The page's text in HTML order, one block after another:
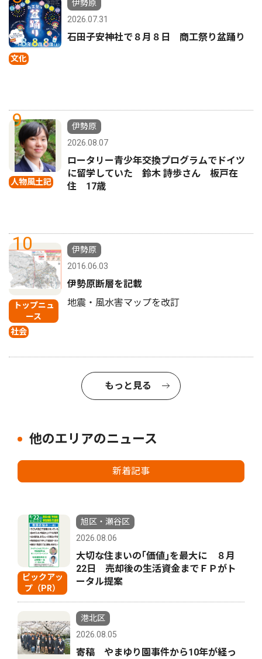
文化
伊勢原
2026.07.31
石田子安神社で８月８日 商工祭り盆踊り
9
人物風土記
伊勢原
2026.08.07
ロータリー青少年交換プログラムでドイツ
に留学していた 鈴木 詩歩さん 板戸在
住 17歳
10
トップニュ
ース
社会
伊勢原
2016.06.03
伊勢原断層を記載
地震・風水害マップを改訂
もっと見る
他のエリアのニュース
新着記事
ピックアッ
プ（PR）
旭区・瀬谷区
2026.08.06
大切な住まいの｢価値｣を最大に ８月
22日 売却後の生活資金までＦＰがト
ータル提案
港北区
2026.08.05
寄稿 やまゆり園事件から10年が経っ